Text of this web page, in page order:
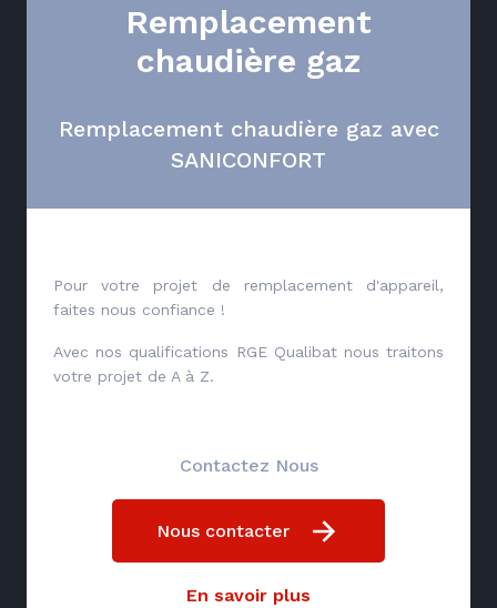
Remplacement
chaudière gaz
Remplacement chaudière gaz avec
SANICONFORT
Pour votre projet de remplacement d'appareil,
faites nous confiance !
Avec nos qualifications RGE Qualibat nous traitons
votre projet de A à Z.
Contactez Nous
Nous contacter
En savoir plus